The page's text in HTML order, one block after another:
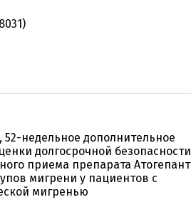
недельное дополнительное
долгосрочной безопасности
приема препарата Атогепант
мигрени у пациентов с
мигренью